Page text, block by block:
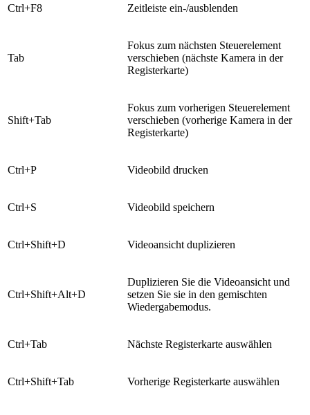
​Ctrl+F8 Zeitleiste ein-/ausblenden
​Tab
​Fokus zum nächsten Steuerelement
verschieben (nächste Kamera in der
Registerkarte)
​Shift+Tab
​Fokus zum vorherigen Steuerelement
verschieben (vorherige Kamera in der
Registerkarte)
​Ctrl+P ​Videobild drucken
​Ctrl+S Videobild speichern
​Ctrl+Shift+D ​Videoansicht duplizieren
​Ctrl+Shift+Alt+D
​Duplizieren Sie die Videoansicht und
setzen Sie sie in den gemischten
Wiedergabemodus.
​Ctrl+Tab Nächste Registerkarte auswählen
​Ctrl+Shift+Tab ​Vorherige Registerkarte auswählen